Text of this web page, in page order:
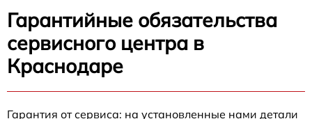
Гарантийные обязательства
сервисного центра в
Краснодаре
Гарантия от сервиса: на установленные нами детали